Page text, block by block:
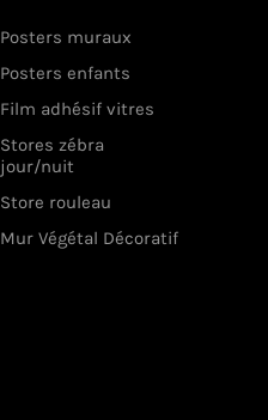
Posters muraux
Posters enfants
Film adhésif vitres
Stores zébra
jour/nuit
Store rouleau
Mur Végétal Décoratif